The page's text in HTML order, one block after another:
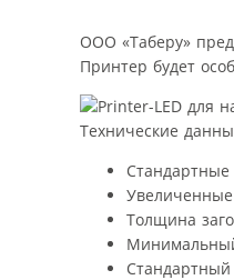
ООО «Таберу»
Принтер будет
Технические
Стандартные
Толщина